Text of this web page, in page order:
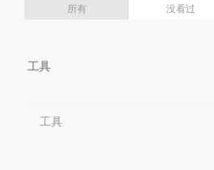
所有 没看过
工具
工具